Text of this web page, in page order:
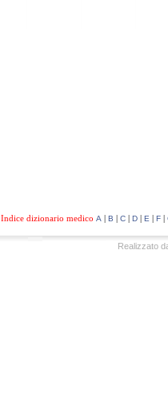
Indice dizionario medico A | B | C| D| E | F|
Realizzato